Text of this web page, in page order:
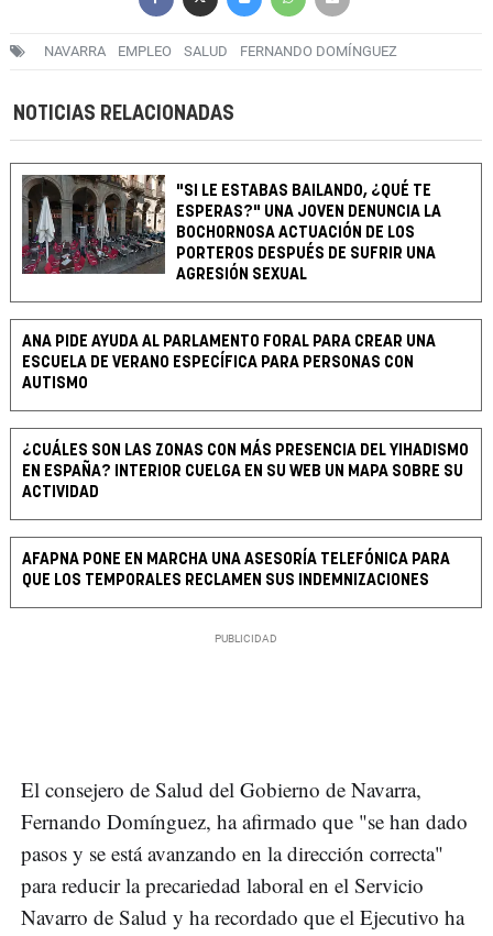
NAVARRA EMPLEO SALUD FERNANDO DOMÍNGUEZ
NOTICIAS RELACIONADAS
"SI LE ESTABAS BAILANDO, ¿QUÉ TE
ESPERAS?" UNA JOVEN DENUNCIA LA
BOCHORNOSA ACTUACIÓN DE LOS
PORTEROS DESPUÉS DE SUFRIR UNA
AGRESIÓN SEXUAL
ANA PIDE AYUDA AL PARLAMENTO FORAL PARA CREAR UNA
ESCUELA DE VERANO ESPECÍFICA PARA PERSONAS CON
AUTISMO
¿CUÁLES SON LAS ZONAS CON MÁS PRESENCIA DEL YIHADISMO
EN ESPAÑA? INTERIOR CUELGA EN SU WEB UN MAPA SOBRE SU
ACTIVIDAD
AFAPNA PONE EN MARCHA UNA ASESORÍA TELEFÓNICA PARA
QUE LOS TEMPORALES RECLAMEN SUS INDEMNIZACIONES
El consejero de Salud del Gobierno de Navarra,
Fernando Domínguez, ha afirmado que "se han dado
pasos y se está avanzando en la dirección correcta"
para reducir la precariedad laboral en el Servicio
Navarro de Salud y ha recordado que el Ejecutivo ha